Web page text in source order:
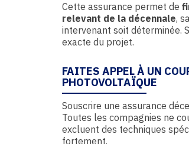
Cette assurance permet de
relevant de la décennale,
intervenant soit déterminée.
exacte du projet.
FAITES APPEL À UN
PHOTOVOLTAÏQUE
Souscrire une assurance
Toutes les compagnies ne
excluent des techniques
fortement.